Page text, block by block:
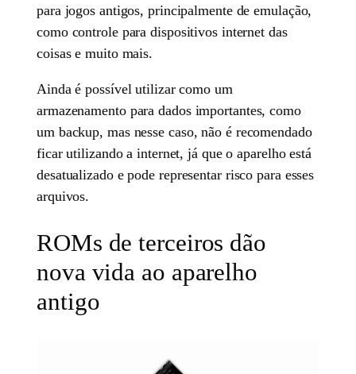
para jogos antigos, principalmente de emulação,
como controle para dispositivos internet das
coisas e muito mais.
Ainda é possível utilizar como um
armazenamento para dados importantes, como
um backup, mas nesse caso, não é recomendado
ficar utilizando a internet, já que o aparelho está
desatualizado e pode representar risco para esses
arquivos.
ROMs de terceiros dão
nova vida ao aparelho
antigo